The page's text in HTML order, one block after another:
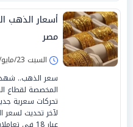
مصر
السبت 23/مايو/2026 - 12:41 ص
سعر الذهب.. شهدت
المخصصة لقطاع
تحركات سعرية
لآخر تحديث